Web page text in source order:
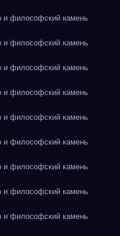
и философский камень
и философский камень
и философский камень
и философский камень
и философский камень
и философский камень
и философский камень
и философский камень
и философский камень